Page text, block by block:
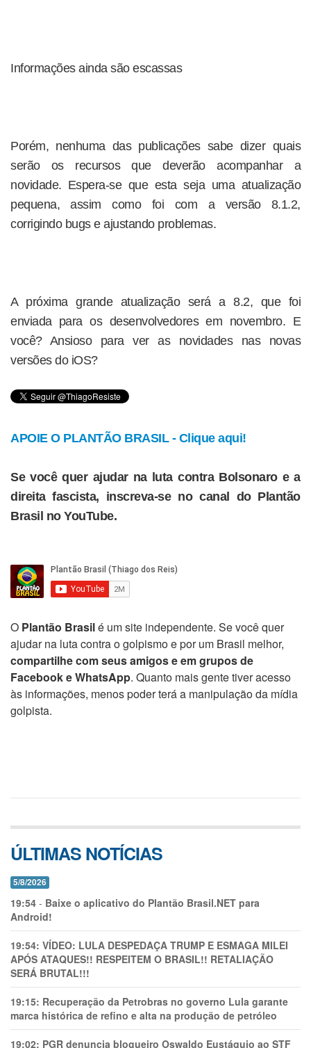
Informações ainda são escassas
Porém, nenhuma das publicações sabe dizer quais
serão os recursos que deverão acompanhar a
novidade. Espera-se que esta seja uma atualização
pequena, assim como foi com a versão 8.1.2,
corrigindo bugs e ajustando problemas.
A próxima grande atualização será a 8.2, que foi
enviada para os desenvolvedores em novembro. E
você? Ansioso para ver as novidades nas novas
versões do iOS?
APOIE O PLANTÃO BRASIL - Clique aqui!
Se você quer ajudar na luta contra Bolsonaro e a
direita fascista, inscreva-se no canal do Plantão
Brasil no YouTube.
O Plantão Brasilé um site independente. Se você quer
ajudar na luta contra o golpismo e por um Brasil melhor,
compartilhe com seus amigos e em grupos de
Facebook e WhatsApp. Quanto mais gente tiver acesso
às informações, menos poder terá a manipulação da mídia
golpista.
ÚLTIMAS NOTÍCIAS
5/8/2026
19:54 - Baixe o aplicativo do Plantão Brasil.NET para
Android!
19:54: VÍDEO: LULA DESPEDAÇA TRUMP E ESMAGA MILEI
APÓS ATAQUES!! RESPEITEM O BRASIL!! RETALIAÇÃO
SERÁ BRUTAL!!!
19:15: Recuperação da Petrobras no governo Lula garante
marca histórica de refino e alta na produção de petróleo
19:02: PGR denuncia blogueiro Oswaldo Eustáquio ao STF